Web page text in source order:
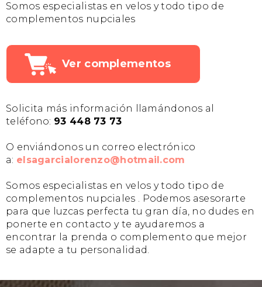
Somos especialistas en velos y todo tipo de
complementos nupciales
Ver complementos
Solicita más información llamándonos al
teléfono: 93 448 73 73
O enviándonos un correo electrónico
a: elsagarcialorenzo@hotmail.com
Somos especialistas en velos y todo tipo de
complementos nupciales . Podemos asesorarte
para que luzcas perfecta tu gran día, no dudes en
ponerte en contacto y te ayudaremos a
encontrar la prenda o complemento que mejor
se adapte a tu personalidad.